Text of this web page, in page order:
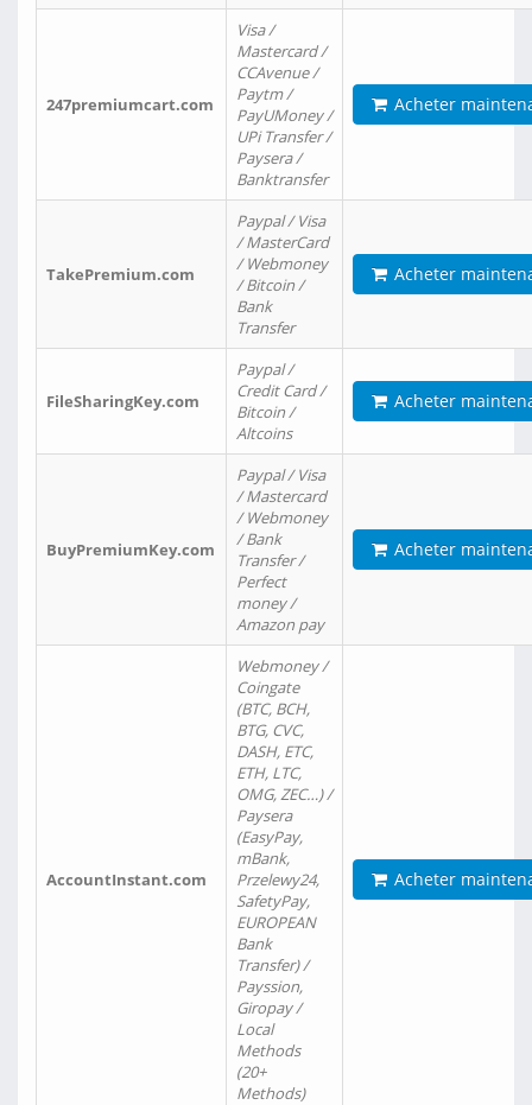
247premiumcart.com
Visa /
Mastercard /
CCAvenue /
Paytm /
PayUMoney /
UPi Transfer /
Paysera /
Banktransfer
Acheter
TakePremium.com
Paypal / Visa
/ MasterCard
/ Webmoney
/ Bitcoin /
Bank
Transfer
Acheter
FileSharingKey.com
Paypal /
Credit Card /
Bitcoin /
Altcoins
Acheter
BuyPremiumKey.com
Paypal / Visa
/ Mastercard
/ Webmoney
/ Bank
Transfer /
Perfect
money /
Amazon pay
Acheter
AccountInstant.com
Webmoney /
Coingate
(BTC, BCH,
BTG, CVC,
DASH, ETC,
ETH, LTC,
OMG, ZEC…) /
Paysera
(EasyPay,
mBank,
Przelewy24,
SafetyPay,
EUROPEAN
Bank
Transfer) /
Payssion,
Giropay /
Local
Methods
(20+
Methods)
Acheter